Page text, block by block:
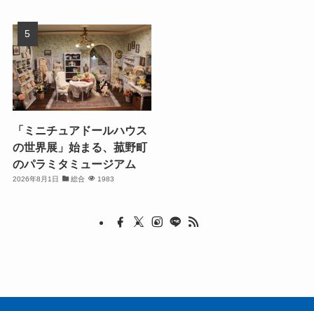
「ミニチュアドールハウス
の世界展」始まる、菰野町
のパラミタミュージアム
2026年8月1日 総合 1983